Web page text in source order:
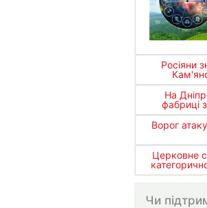
Росіяни
На
фабриці
Ворог
Церковне
Чи